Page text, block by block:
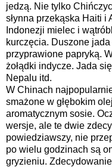
jedzą. Nie tylko
słynna przekąska Haiti i
Indonezji mielec i
kurczęcia. Duszone
przyprawione papryką.
żołądki indycze. Jada
Nepalu itd.
W Chinach
smażone w głębokim
aromatycznym sosie.
wersje, ale te dwie
powiedziawszy, nie
po wielu godzinach są
gryzieniu.